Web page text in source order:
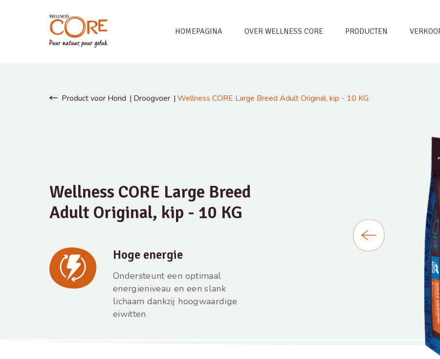
HOMEPAGINA OVER WELLNESS CORE PRODUCTEN
Product voor Hond Droogvoer Wellness CORE Large Breed Adult Original, kip - 10 KG
Wellness CORE Large Breed
Adult Original, kip - 10 KG
Hoge energie
Ondersteunt een optimaal
energieniveau en een slank
lichaam dankzij hoogwaardige
eiwitten